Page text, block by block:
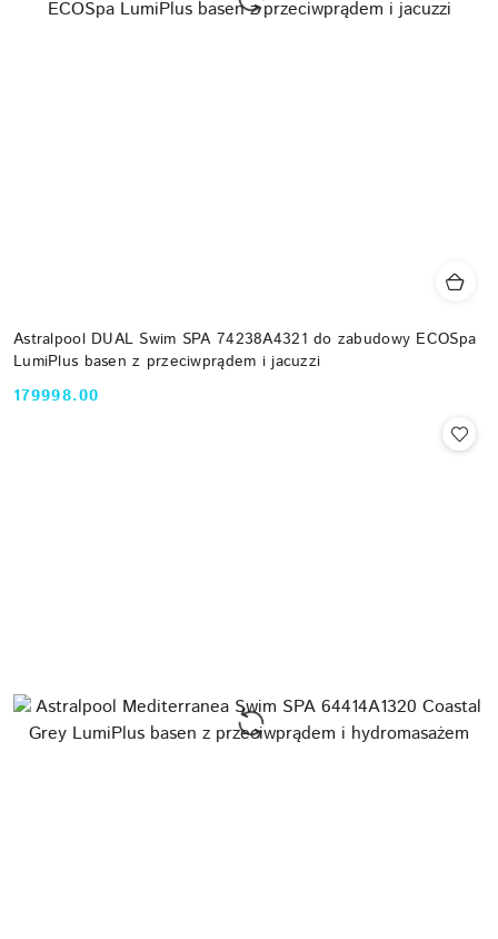
Astralpool DUAL Swim SPA 74238A4321 do zabudowy ECOSpa
LumiPlus basen z przeciwprądem i jacuzzi
Cena:
179998.00